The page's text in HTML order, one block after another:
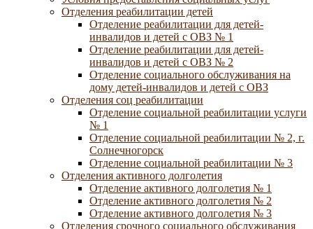
Отделения реабилитации детей
Отделение реабилитации для детей-
инвалидов и детей с ОВЗ № 1
Отделение реабилитации для детей-
инвалидов и детей с ОВЗ № 2
Отделение социального обслуживания на
дому детей-инвалидов и детей с ОВЗ
Отделения соц реабилитации
Отделение социальной реабилитации услуги
№ 1
Отделение социальной реабилитации № 2, г.
Солнечногорск
Отделение социальной реабилитации № 3
Отделения активного долголетия
Отделение активного долголетия № 1
Отделение активного долголетия № 2
Отделение активного долголетия № 3
Отделения срочного социального обслуживания